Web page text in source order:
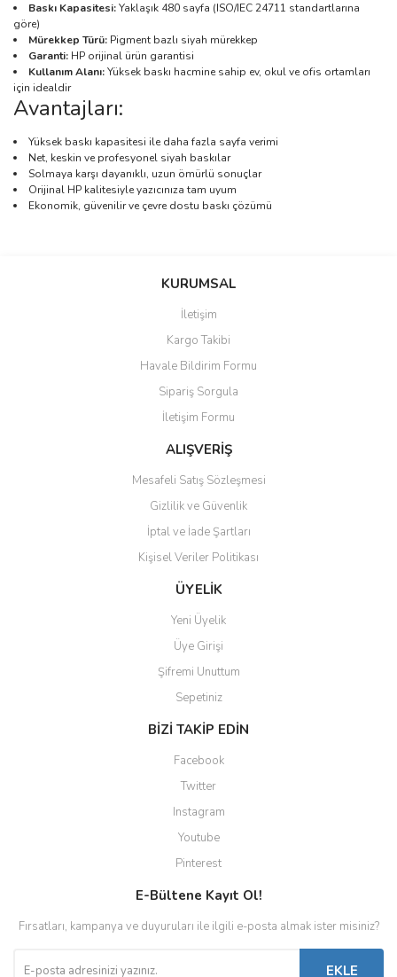
Baskı Kapasitesi:Yaklaşık 480 sayfa (ISO/IEC 24711 standartlarına
göre)
Mürekkep Türü: Pigment bazlı siyah mürekkep
Garanti: HP orijinal ürün garantisi
Kullanım Alanı:Yüksek baskı hacmine sahip ev, okul ve ofis ortamları
için idealdir
Avantajları:
Yüksek baskı kapasitesi ile daha fazla sayfa verimi
Net, keskin ve profesyonel siyah baskılar
Solmaya karşı dayanıklı, uzun ömürlü sonuçlar
Orijinal HP kalitesiyle yazıcınıza tam uyum
Ekonomik, güvenilir ve çevre dostu baskı çözümü
Bu ürüne ilk yorumu siz yapın!
Ürün resmi kalitesiz, bozuk veya görüntülenemiyor.
Ürün açıklamasında eksik bilgiler bulunuyor.
Ürün bilgilerinde hatalar bulunuyor.
Ürün fiyatı diğer sitelerden daha pahalı.
Bu ürüne benzer farklı alternatifler olmalı.
Gönder
KURUMSAL
İletişim
Kargo Takibi
Havale Bildirim Formu
Sipariş Sorgula
İletişim Formu
ALIŞVERİŞ
Mesafeli Satış Sözleşmesi
Gizlilik ve Güvenlik
İptal ve İade Şartları
Kişisel Veriler Politikası
ÜYELİK
Yeni Üyelik
Üye Girişi
Şifremi Unuttum
Sepetiniz
BİZİ TAKİP EDİN
Facebook
Twitter
Instagram
Youtube
Pinterest
E-Bültene Kayıt Ol!
Fırsatları, kampanya ve duyuruları ile ilgili e-posta almak ister misiniz?
EKLE